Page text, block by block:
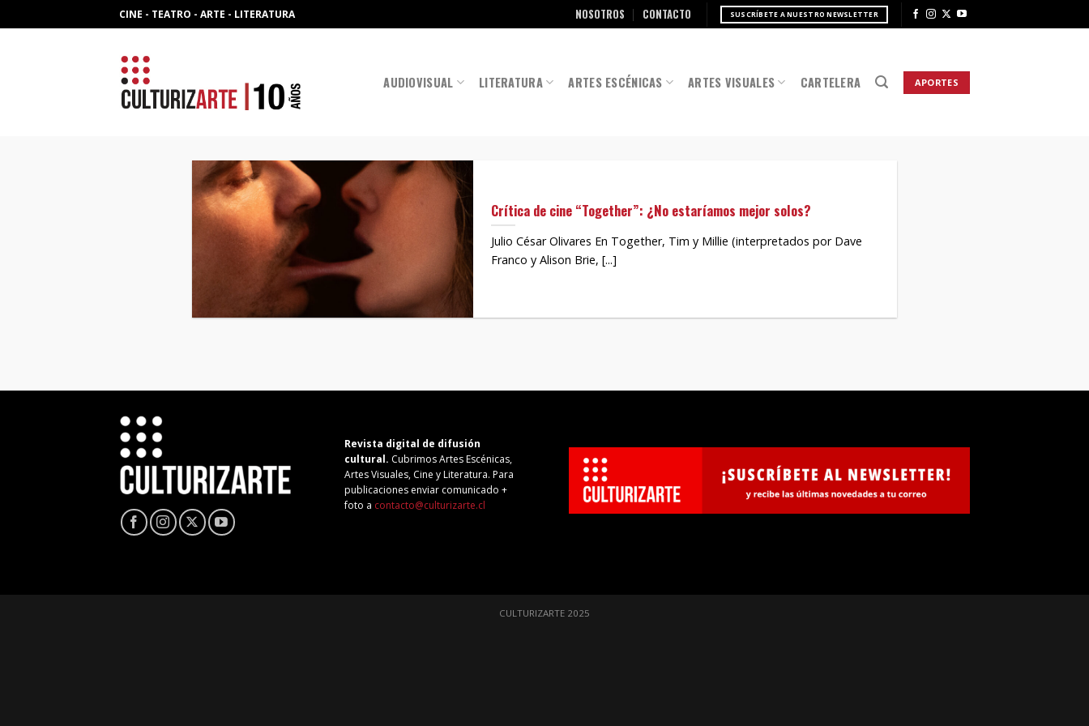
to
CINE - TEATRO - ARTE - LITERATURA NOSOTROS CONTACTO SUSCRÍBETE A NUESTRO NEWSLETTER
AUDIOVISUAL LITERATURA ARTES ESCÉNICAS ARTES VISUALES CARTELERA APORTES
Crítica de cine “Together”: ¿No estaríamos mejor solos?
Julio César Olivares En Together, Tim y Millie (interpretados por Dave
Franco y Alison Brie, [...]
Revista digital de difusión
cultural. Cubrimos Artes Escénicas,
Artes Visuales, Cine y Literatura. Para
publicaciones enviar comunicado +
foto a contacto@culturizarte.cl
CULTURIZARTE 2025